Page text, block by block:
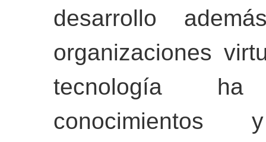
desarrollo
organizaciones
tecnología ha